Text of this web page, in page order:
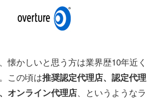
懐かしいと思う方は業界歴10年近く
この頃は推奨認定代理店、認定代理
オンライン代理店、というようなラ